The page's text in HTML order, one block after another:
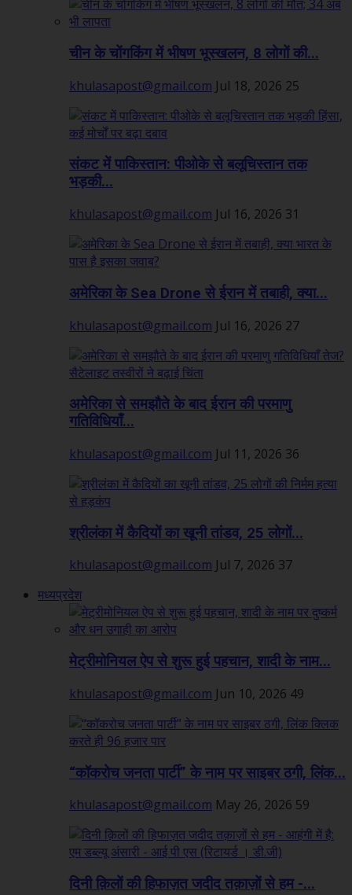
चीन के चोंगकिंग में भीषण भूस्खलन, 8 लोगों की...
khulasapost@gmail.com Jul 18, 2026 25
संकट में पाकिस्तान: पीओके से बलूचिस्तान तक
भड़की...
khulasapost@gmail.com Jul 16, 2026 31
अमेरिका के Sea Drone से ईरान में तबाही, क्या...
khulasapost@gmail.com Jul 16, 2026 27
अमेरिका से समझौते के बाद ईरान की परमाणु
गतिविधियाँ...
khulasapost@gmail.com Jul 11, 2026 36
श्रीलंका में कैदियों का खूनी तांडव, 25 लोगों...
khulasapost@gmail.com Jul 7, 2026 37
मध्यप्रदेश
मेट्रीमोनियल ऐप से शुरू हुई पहचान, शादी के नाम...
khulasapost@gmail.com Jun 10, 2026 49
“कॉकरोच जनता पार्टी” के नाम पर साइबर ठगी, लिंक...
khulasapost@gmail.com May 26, 2026 59
दिनी क़िलों की हिफाज़त जदीद तक़ाज़ों से हम -...